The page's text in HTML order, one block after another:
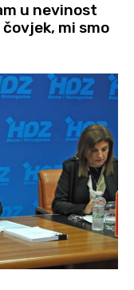
u nevinost
mi smo